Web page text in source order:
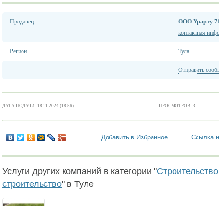
Продавец
ООО Урарту
контактная
Регион Тула
Отправить
ДАТА ПОДАЧИ: 18.11.2024 (18:56) ПРОСМОТРОВ: 3
Добавить в Избранное Ссылка
Услуги других компаний в категории "
строительство" в Туле